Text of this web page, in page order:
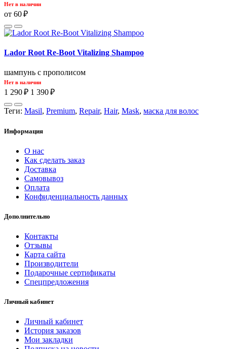
Нет в наличии
от 60 ₽
Lador Root Re-Boot Vitalizing Shampoo
шампунь с прополисом
Нет в наличии
1 290 ₽ 1 390 ₽
Теги: Masil, Premium, Repair, Hair, Mask, маска для волос
Информация
О нас
Как сделать заказ
Доставка
Самовывоз
Оплата
Конфиденциальность данных
Дополнительно
Контакты
Отзывы
Карта сайта
Производители
Подарочные сертификаты
Спецпредложения
Личный кабинет
Личный кабинет
История заказов
Мои закладки